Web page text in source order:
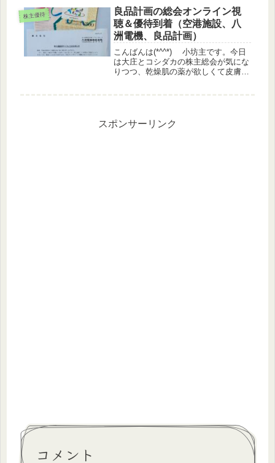
+0.24%優待指数 ▲0.39%（うっ
どさ...
株主優待
良品計画の総会オンライン視
聴＆優待到着（空港施設、八
洲電機、良品計画）
こんばんは(*^^*) 小坊主です。今日
は大庄とコシダカの株主総会が気にな
りつつ、乾燥肌の薬が欲しくて皮膚科
スポンサーリンク
コメント